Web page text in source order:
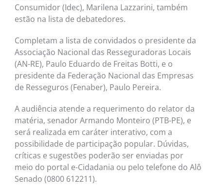
Consumidor (Idec), Marilena Lazzarini, também
estão na lista de debatedores.
Completam a lista de convidados o presidente da
Associação Nacional das Resseguradoras Locais
(AN-RE), Paulo Eduardo de Freitas Botti, e o
presidente da Federação Nacional das Empresas
de Resseguros (Fenaber), Paulo Pereira.
A audiência atende a requerimento do relator da
matéria, senador Armando Monteiro (PTB-PE), e
será realizada em caráter interativo, com a
possibilidade de participação popular. Dúvidas,
críticas e sugestões poderão ser enviadas por
meio do portal e-Cidadania ou pelo telefone do Alô
Senado (0800 612211).